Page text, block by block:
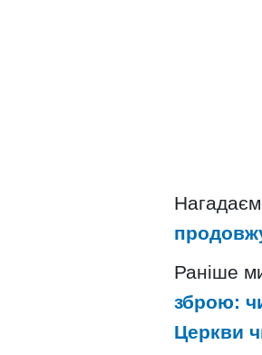
Раніше
зброю:
Церкви